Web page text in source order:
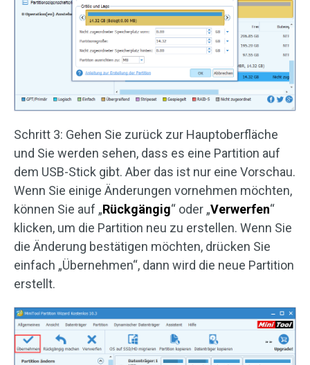
Schritt 3: Gehen Sie zurück zur Hauptoberfläche
und Sie werden sehen, dass es eine Partition auf
dem USB-Stick gibt. Aber das ist nur eine Vorschau.
Wenn Sie einige Änderungen vornehmen möchten,
können Sie auf „Rückgängig“ oder „Verwerfen“
klicken, um die Partition neu zu erstellen. Wenn Sie
die Änderung bestätigen möchten, drücken Sie
einfach „Übernehmen“, dann wird die neue Partition
erstellt.